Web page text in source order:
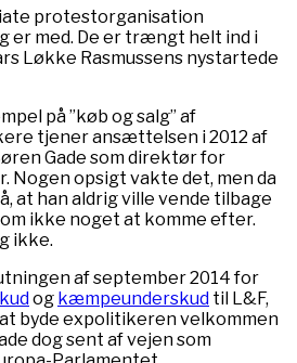
protestorganisation
er med. De er trængt helt ind i
Løkke Rasmussens nystartede
på ”køb og salg” af
tjener ansættelsen i 2012 af
Gade som direktør for
Nogen opsigt vakte det, men da
at han aldrig ville vende tilbage
ikke noget at komme efter.
ikke.
af september 2014 for
og kæmpeunderskud til L&F,
byde expolitikeren velkommen
dog sent af vejen som